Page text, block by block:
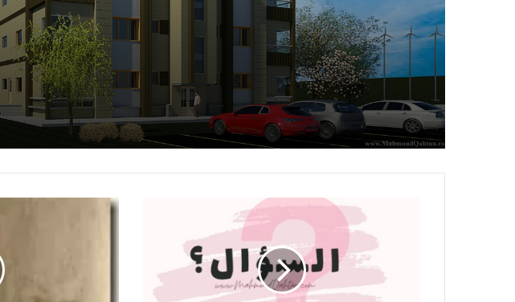
فيلا في
فيلا من
مبنى
فيلا
استراحة
جارتي